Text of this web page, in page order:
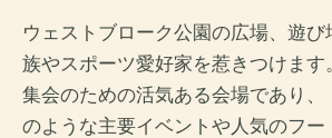
ウェストブローク公園の広場、遊
族やスポーツ愛好家を惹きつけま
集会のための活気ある会場であり、
のような主要イベントや人気のフー